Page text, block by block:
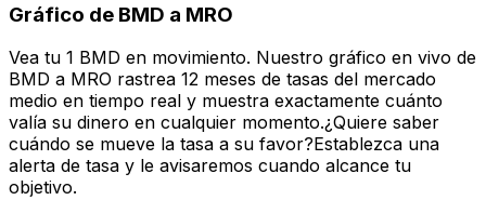
Gráfico de BMD a MRO
Vea tu 1 BMD en movimiento. Nuestro gráfico en vivo de
BMD a MRO rastrea 12 meses de tasas del mercado
medio en tiempo real y muestra exactamente cuánto
valía su dinero en cualquier momento.¿Quiere saber
cuándo se mueve la tasa a su favor?Establezca una
alerta de tasa y le avisaremos cuando alcance tu
objetivo.